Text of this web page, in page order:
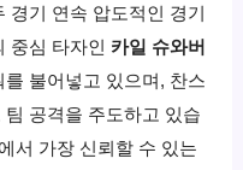
기 연속 압도적인 경기
중심 타자인 카일 슈와버
불어넣고 있으며, 찬스
공격을 주도하고 있습
서 가장 신뢰할 수 있는